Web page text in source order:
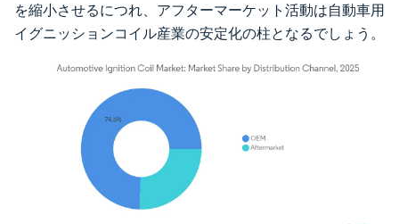
を縮小させるにつれ、アフターマーケット活動は自動車用
イグニッションコイル産業の安定化の柱となるでしょう。